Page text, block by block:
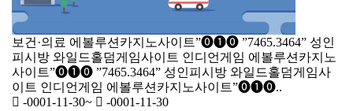
보건·의료 에볼루션카­지노사이트”⓿❶⓿ ”7465.3464” 성인
피시방 와일드홀덤게임사이트 인디언게임 에볼루션카­지노
사이트”⓿❶⓿ ”7465.3464” 성인피시방 와일드홀덤게임사
이트 인디언게임 에볼루션카­지노사이트”⓿❶⓿..
-0001-11-30~ -0001-11-30